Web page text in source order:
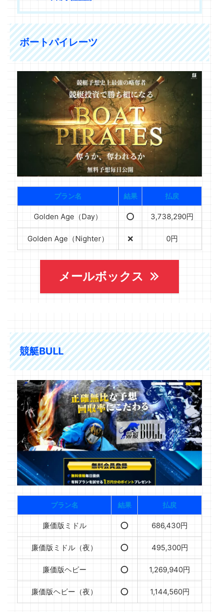
ボートパイレーツ
プラン名 結果 払戻
Golden Age（Day） ⭕️ 3,738,290円
Golden Age（Nighter） ❌ 0円
メールボックス
競艇BULL
プラン名 結果 払戻
廉価版ミドル ⭕️ 686,430円
廉価版ミドル（夜） ⭕️ 495,300円
廉価版ヘビー ⭕️ 1,269,940円
廉価版ヘビー（夜） ⭕️ 1,144,560円